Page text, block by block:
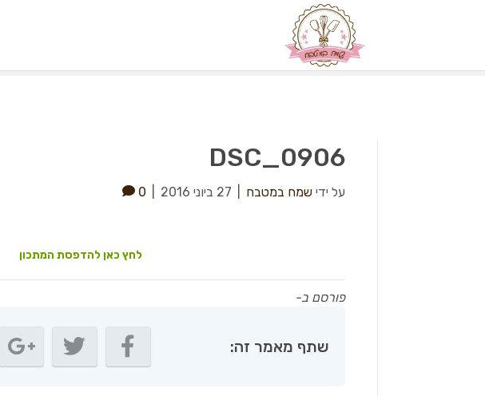
DSC_0906
על ידי שמח במטבח 27 ביוני 2016 0
לחץ כאן להדפסת המתכון
פורסם ב-
שתף מאמר זה: